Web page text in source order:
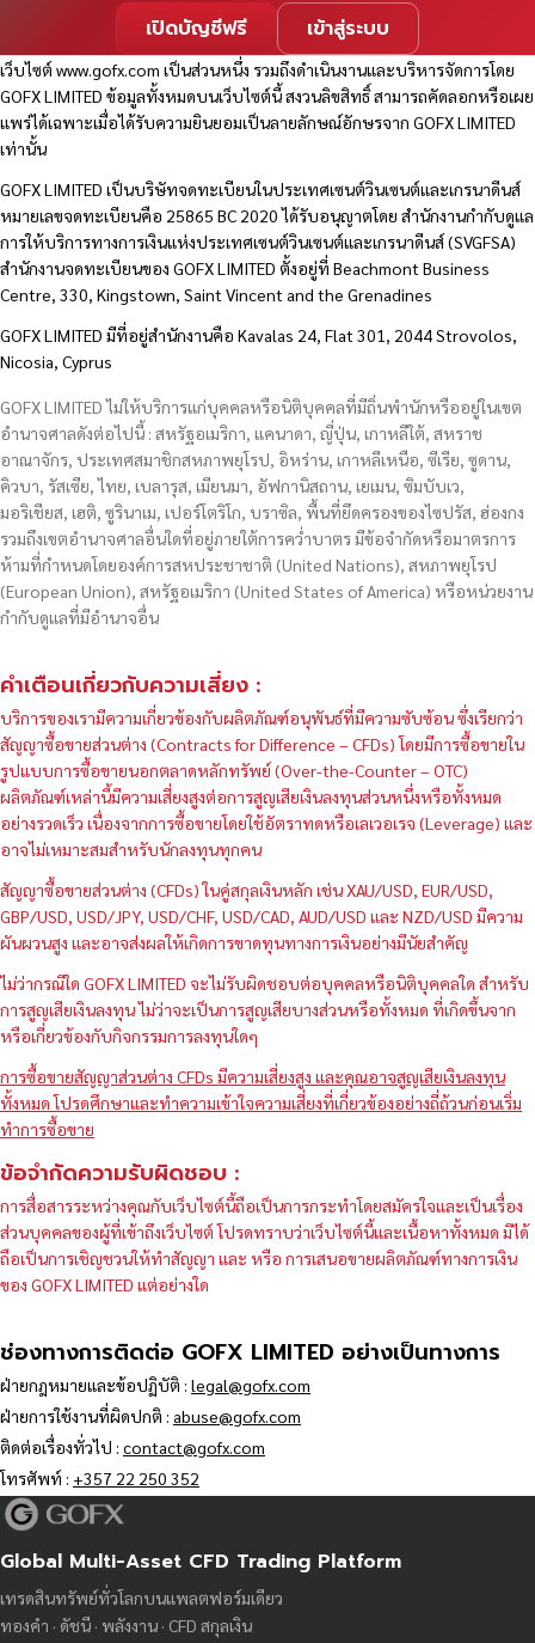
เปิดบัญชีฟรี เข้าสู่ระบบ
เว็บไซต์www.gofx.com เป็นส่วนหนึ่ง รวมถึงดำเนินงานและบริหารจัดการโดย
GOFX LIMITED ข้อมูลทั้งหมดบนเว็บไซต์นี้ สงวนลิขสิทธิ์ สามารถคัดลอกหรือเผย
แพร่ได้เฉพาะเมื่อได้รับความยินยอมเป็นลายลักษณ์อักษรจาก GOFX LIMITED
เท่านั้น
GOFX LIMITED เป็นบริษัทจดทะเบียนในประเทศเซนต์วินเซนต์และเกรนาดีนส์
หมายเลขจดทะเบียนคือ 25865 BC 2020 ได้รับอนุญาตโดย สำนักงานกำกับดูแล
การให้บริการทางการเงินแห่งประเทศเซนต์วินเซนต์และเกรนาดีนส์ (SVGFSA)
สำนักงานจดทะเบียนของ GOFX LIMITED ตั้งอยู่ที่ Beachmont Business
Centre, 330, Kingstown, Saint Vincent and the Grenadines
GOFX LIMITED มีที่อยู่สำนักงานคือ Kavalas 24, Flat 301, 2044 Strovolos,
Nicosia, Cyprus
GOFX LIMITED ไม่ให้บริการแก่บุคคลหรือนิติบุคคลที่มีถิ่นพำนักหรืออยู่ในเขต
อำนาจศาลดังต่อไปนี้ : สหรัฐอเมริกา, แคนาดา, ญี่ปุ่น, เกาหลีใต้, สหราช
อาณาจักร, ประเทศสมาชิกสหภาพยุโรป, อิหร่าน, เกาหลีเหนือ, ซีเรีย, ซูดาน,
คิวบา, รัสเซีย, ไทย, เบลารุส, เมียนมา, อัฟกานิสถาน, เยเมน, ซิมบับเว,
มอริเชียส, เฮติ, ซูรินาเม, เปอร์โตริโก, บราซิล, พื้นที่ยึดครองของไซปรัส, ฮ่องกง
รวมถึงเขตอำนาจศาลอื่นใดที่อยู่ภายใต้การคว่ำบาตร มีข้อจำกัดหรือมาตรการ
ห้ามที่กำหนดโดยองค์การสหประชาชาติ (United Nations), สหภาพยุโรป
(European Union), สหรัฐอเมริกา (United States of America) หรือหน่วยงาน
กำกับดูแลที่มีอำนาจอื่น
คำเตือนเกี่ยวกับความเสี่ยง :
บริการของเรามีความเกี่ยวข้องกับผลิตภัณฑ์อนุพันธ์ที่มีความซับซ้อน ซึ่งเรียกว่า
สัญญาซื้อขายส่วนต่าง (Contracts for Difference – CFDs) โดยมีการซื้อขายใน
รูปแบบการซื้อขายนอกตลาดหลักทรัพย์ (Over-the-Counter – OTC)
ผลิตภัณฑ์เหล่านี้มีความเสี่ยงสูงต่อการสูญเสียเงินลงทุนส่วนหนึ่งหรือทั้งหมด
อย่างรวดเร็ว เนื่องจากการซื้อขายโดยใช้อัตราทดหรือเลเวอเรจ (Leverage) และ
อาจไม่เหมาะสมสำหรับนักลงทุนทุกคน
สัญญาซื้อขายส่วนต่าง (CFDs) ในคู่สกุลเงินหลัก เช่น XAU/USD, EUR/USD,
GBP/USD, USD/JPY, USD/CHF, USD/CAD, AUD/USD และ NZD/USD มีความ
ผันผวนสูง และอาจส่งผลให้เกิดการขาดทุนทางการเงินอย่างมีนัยสำคัญ
ไม่ว่ากรณีใด GOFX LIMITED จะไม่รับผิดชอบต่อบุคคลหรือนิติบุคคลใด สำหรับ
การสูญเสียเงินลงทุน ไม่ว่าจะเป็นการสูญเสียบางส่วนหรือทั้งหมด ที่เกิดขึ้นจาก
หรือเกี่ยวข้องกับกิจกรรมการลงทุนใดๆ
การซื้อขายสัญญาส่วนต่าง CFDs มีความเสี่ยงสูง และคุณอาจสูญเสียเงินลงทุน
ทั้งหมด โปรดศึกษาและทำความเข้าใจความเสี่ยงที่เกี่ยวข้องอย่างถี่ถ้วนก่อนเริ่ม
ทำการซื้อขาย
ข้อจำกัดความรับผิดชอบ :
การสื่อสารระหว่างคุณกับเว็บไซต์นี้ถือเป็นการกระทำโดยสมัครใจและเป็นเรื่อง
ส่วนบุคคลของผู้ที่เข้าถึงเว็บไซต์ โปรดทราบว่าเว็บไซต์นี้และเนื้อหาทั้งหมด มิได้
ถือเป็นการเชิญชวนให้ทำสัญญา และ หรือ การเสนอขายผลิตภัณฑ์ทางการเงิน
ของ GOFX LIMITED แต่อย่างใด
ช่องทางการติดต่อ GOFX LIMITED อย่างเป็นทางการ
ฝ่ายกฎหมายและข้อปฏิบัติ : legal@gofx.com
ฝ่ายการใช้งานที่ผิดปกติ : abuse@gofx.com
ติดต่อเรื่องทั่วไป : contact@gofx.com
โทรศัพท์ : +357 22 250 352
Global Multi-Asset CFD Trading Platform
เทรดสินทรัพย์ทั่วโลกบนแพลตฟอร์มเดียว
ทองคำ · ดัชนี · พลังงาน · CFD สกุลเงิน